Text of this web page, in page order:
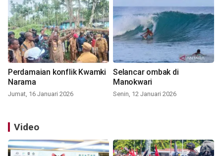
Perdamaian konflik Kwamki
Narama
Jumat, 16 Januari 2026
Selancar ombak di
Manokwari
Senin, 12 Januari 2026
Video